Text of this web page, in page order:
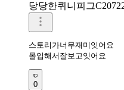
당당한퀴니피그
스토리가너무재미잇어요
몰입해서잘보고잇어요
0